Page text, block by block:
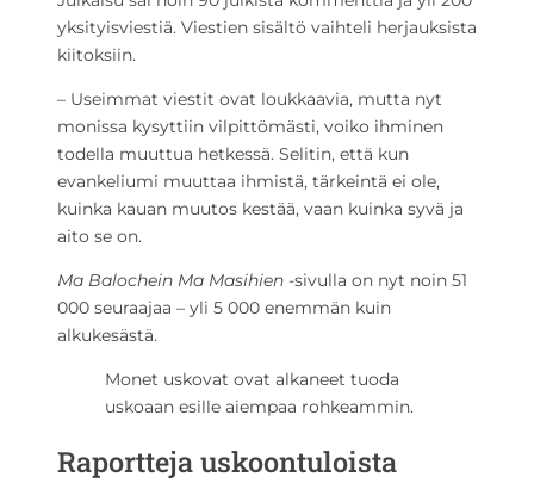
yksityisviestiä. Viestien sisältö vaihteli herjauksista
kiitoksiin.
– Useimmat viestit ovat loukkaavia, mutta nyt
monissa kysyttiin vilpittömästi, voiko ihminen
todella muuttua hetkessä. Selitin, että kun
evankeliumi muuttaa ihmistä, tärkeintä ei ole,
kuinka kauan muutos kestää, vaan kuinka syvä ja
aito se on.
Ma Balochein Ma Masihien -sivulla on nyt noin 51
000 seuraajaa – yli 5 000 enemmän kuin
alkukesästä.
Monet uskovat ovat alkaneet tuoda
uskoaan esille aiempaa rohkeammin.
Raportteja uskoontuloista